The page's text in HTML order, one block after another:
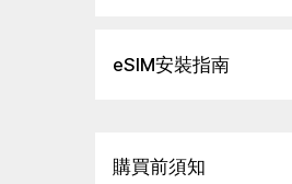
eSIM安裝指南
購買前須知